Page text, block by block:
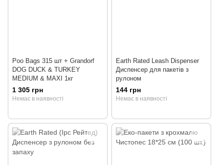
Poo Bags 315 шт + Grandorf
DOG DUCK & TURKEY
MEDIUM & MAXI 1кг
1 305 грн
Немає в наявності
Earth Rated Leash Dispenser
Диспенсер для пакетів з
рулоном
144 грн
Немає в наявності